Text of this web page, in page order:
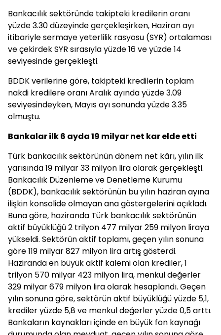
Bankacılık sektöründe takipteki kredilerin oranı
yüzde 3.30 düzeyinde gerçekleşirken, Haziran ayı
itibariyle sermaye yeterlilik rasyosu (SYR) ortalaması
ve çekirdek SYR sırasıyla yüzde 16 ve yüzde 14
seviyesinde gerçekleşti.
BDDK verilerine göre, takipteki kredilerin toplam
nakdi kredilere oranı Aralık ayında yüzde 3.09
seviyesindeyken, Mayıs ayı sonunda yüzde 3.35
olmuştu.
Bankalar ilk 6 ayda 19 milyar net kar elde etti
Türk bankacılık sektörünün dönem net kârı, yılın ilk
yarısında 19 milyar 33 milyon lira olarak gerçekleşti.
Bankacılık Düzenleme ve Denetleme Kurumu
(BDDK), bankacılık sektörünün bu yılın haziran ayına
ilişkin konsolide olmayan ana göstergelerini açıkladı.
Buna göre, haziranda Türk bankacılık sektörünün
aktif büyüklüğü 2 trilyon 477 milyar 259 milyon liraya
yükseldi. Sektörün aktif toplamı, geçen yılın sonuna
göre 119 milyar 827 milyon lira artış gösterdi.
Haziranda en büyük aktif kalemi olan krediler, 1
trilyon 570 milyar 423 milyon lira, menkul değerler
329 milyar 679 milyon lira olarak hesaplandı. Geçen
yılın sonuna göre, sektörün aktif büyüklüğü yüzde 5,1,
krediler yüzde 5,8 ve menkul değerler yüzde 0,5 arttı.
Bankaların kaynakları içinde en büyük fon kaynağı